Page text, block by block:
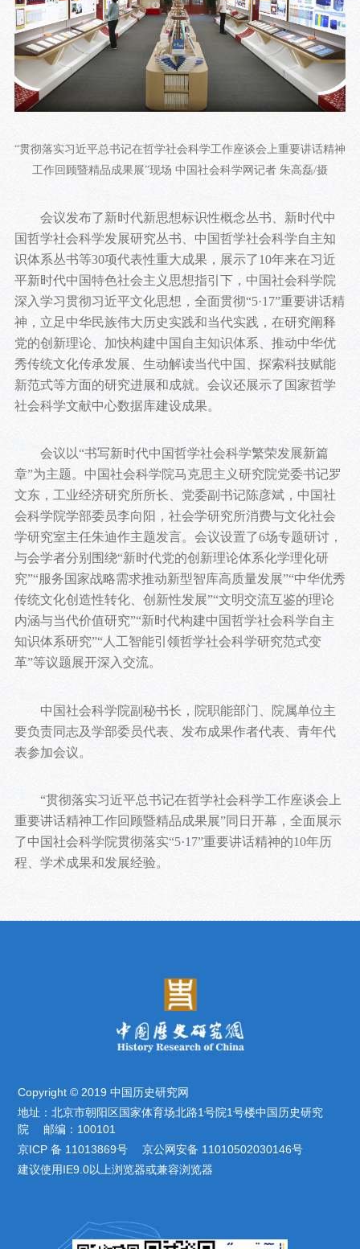
“贯彻落实习近平总书记在哲学社会科学工作座谈会上重要讲话精神
工作回顾暨精品成果展”现场 中国社会科学网记者 朱高磊/摄
会议发布了新时代新思想标识性概念丛书、新时代中
国哲学社会科学发展研究丛书、中国哲学社会科学自主知
识体系丛书等30项代表性重大成果，展示了10年来在习近
平新时代中国特色社会主义思想指引下，中国社会科学院
深入学习贯彻习近平文化思想，全面贯彻“5·17”重要讲话精
神，立足中华民族伟大历史实践和当代实践，在研究阐释
党的创新理论、加快构建中国自主知识体系、推动中华优
秀传统文化传承发展、生动解读当代中国、探索科技赋能
新范式等方面的研究进展和成就。会议还展示了国家哲学
社会科学文献中心数据库建设成果。
会议以“书写新时代中国哲学社会科学繁荣发展新篇
章”为主题。中国社会科学院马克思主义研究院党委书记罗
文东，工业经济研究所所长、党委副书记陈彦斌，中国社
会科学院学部委员李向阳，社会学研究所消费与文化社会
学研究室主任朱迪作主题发言。会议设置了6场专题研讨，
与会学者分别围绕“新时代党的创新理论体系化学理化研
究”“服务国家战略需求推动新型智库高质量发展”“中华优秀
传统文化创造性转化、创新性发展”“文明交流互鉴的理论
内涵与当代价值研究”“新时代构建中国哲学社会科学自主
知识体系研究”“人工智能引领哲学社会科学研究范式变
革”等议题展开深入交流。
中国社会科学院副秘书长，院职能部门、院属单位主
要负责同志及学部委员代表、发布成果作者代表、青年代
表参加会议。
“贯彻落实习近平总书记在哲学社会科学工作座谈会上
重要讲话精神工作回顾暨精品成果展”同日开幕，全面展示
了中国社会科学院贯彻落实“5·17”重要讲话精神的10年历
程、学术成果和发展经验。
Copyright © 2019 中国历史研究网
地址：北京市朝阳区国家体育场北路1号院1号楼中国历史研究
院 邮编：100101
京ICP 备 11013869号 京公网安备 11010502030146号
建议使用IE9.0以上浏览器或兼容浏览器